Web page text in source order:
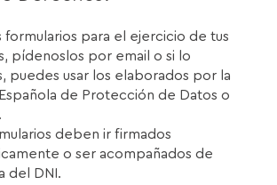
formularios para el ejercicio de tus
pídenoslos por email o si lo
puedes usar los elaborados por la
de Protección de Datos o
deben ir firmados
o ser acompañados de
del DNI.